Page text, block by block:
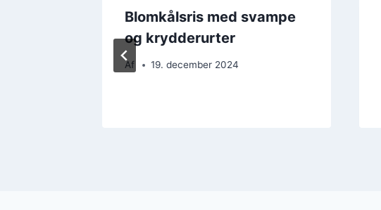
Blomkålsris med svampe
og krydderurter
Af 19. december 2024